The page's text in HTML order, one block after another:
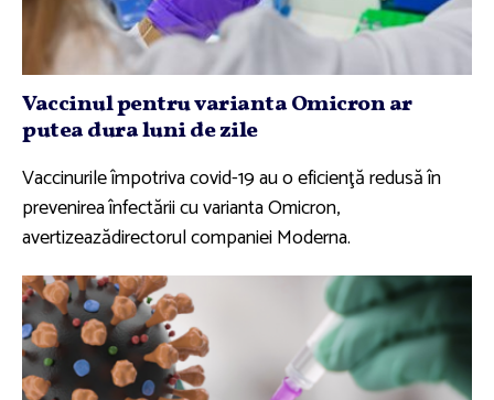
Vaccinul pentru varianta Omicron ar
putea dura luni de zile
Vaccinurile împotriva covid-19 au o eficienţă redusă în
prevenirea înfectării cu varianta Omicron,
avertizeazădirectorul companiei Moderna.